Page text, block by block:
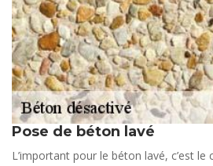
Pose de béton lavé
L’important pour le béton lavé, c’est le